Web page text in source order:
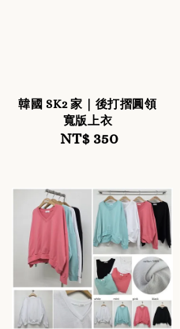
韓國 SK2 家｜後打摺圓領
寬版上衣
Regular
NT$ 350